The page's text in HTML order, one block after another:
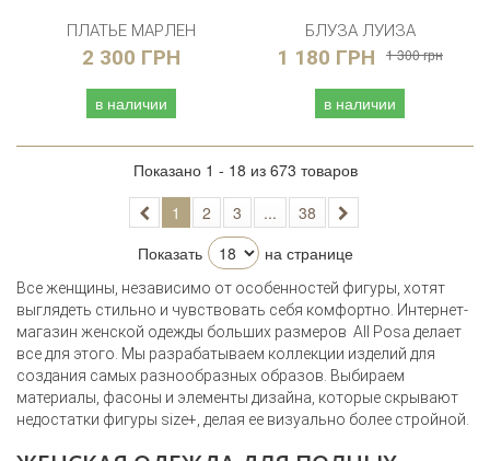
ПЛАТЬЕ МАРЛЕН
2 300 ГРН
в наличии
БЛУЗА ЛУИЗА
1 180 ГРН 1 300 грн
в наличии
1 2 3 ...
38
Показать
на странице
Показано 1 - 18 из 673 товаров
Все женщины, независимо от особенностей фигуры, хотят
выглядеть стильно и чувствовать себя комфортно. Интернет-
магазин женской одежды больших размеров All Posa делает
все для этого. Мы разрабатываем коллекции изделий для
создания самых разнообразных образов. Выбираем
материалы, фасоны и элементы дизайна, которые скрывают
недостатки фигуры size+, делая ее визуально более стройной.